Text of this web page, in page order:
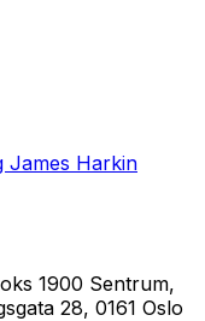
James Harkin
1900 Sentrum,
28, 0161 Oslo